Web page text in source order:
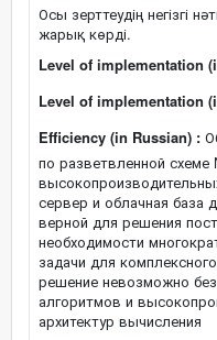
Осы зерттеудің негізгі
жарық көрді.
Level of implementation
Level of implementation
Efficiency (in Russian) :
по разветвленной схеме
сервер и облачная база
верной для решения
необходимости
задачи для
решение невозможно
алгоритмов и
архитектур вычисления